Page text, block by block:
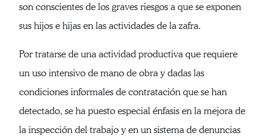
son conscientes de los graves riesgos a que se exponen
sus hijos e hijas en las actividades de la zafra.
Por tratarse de una actividad productiva que requiere
un uso intensivo de mano de obra y dadas las
condiciones informales de contratación que se han
detectado, se ha puesto especial énfasis en la mejora de
la inspección del trabajo y en un sistema de denuncias